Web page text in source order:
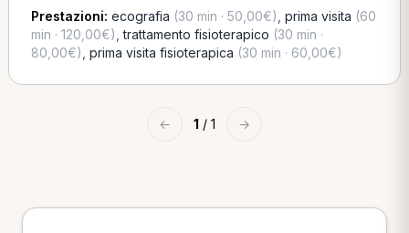
Prestazioni: ecografia (30 min · 50,00€) prima visita (60
min · 120,00€) ,trattamento fisioterapico (30 min ·
80,00€) prima visita fisioterapica (30 min · 60,00€)
← 1 / 1 →